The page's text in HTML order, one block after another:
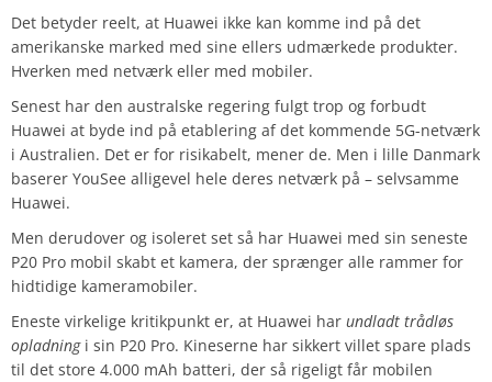
Det betyder reelt, at Huawei ikke kan komme ind på det
amerikanske marked med sine ellers udmærkede produkter.
Hverken med netværk eller med mobiler.
Senest har den australske regering fulgt trop og forbudt
Huawei at byde ind på etablering af det kommende 5G-netværk
i Australien. Det er for risikabelt, mener de. Men i lille Danmark
baserer YouSee alligevel hele deres netværk på – selvsamme
Huawei.
Men derudover og isoleret set så har Huawei med sin seneste
P20 Pro mobil skabt et kamera, der sprænger alle rammer for
hidtidige kameramobiler.
Eneste virkelige kritikpunkt er, at Huawei har undladt trådløs
opladningi sin P20 Pro. Kineserne har sikkert villet spare plads
til det store 4.000 mAh batteri, der så rigeligt får mobilen